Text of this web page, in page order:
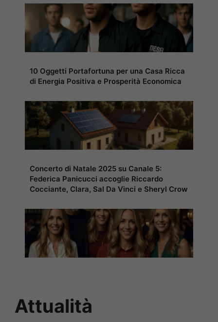
10 Oggetti Portafortuna per una Casa Ricca
di Energia Positiva e Prosperità Economica
Concerto di Natale 2025 su Canale 5:
Federica Panicucci accoglie Riccardo
Cocciante, Clara, Sal Da Vinci e Sheryl Crow
Attualità